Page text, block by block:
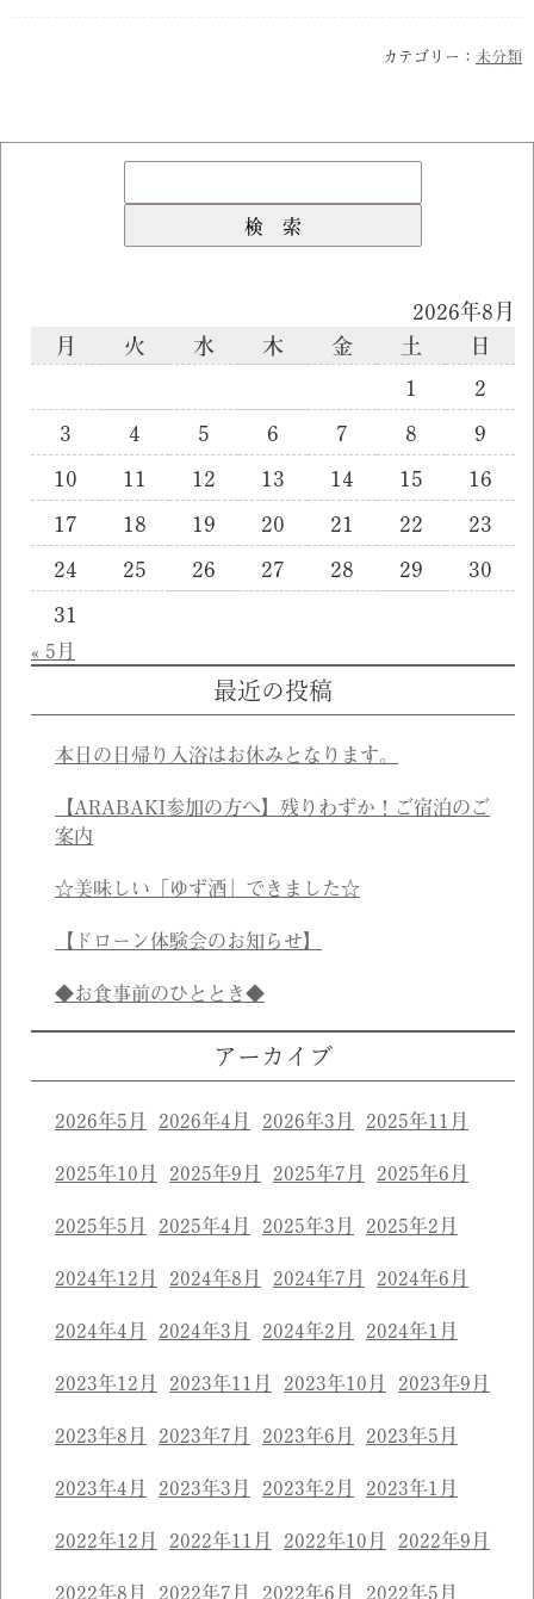
カテゴリー： 未分類
2026年8月
月
火 水 木 金 土
日
1
2
3
4 5 6 7 8
9
10
11 12 13 14 15
16
17
18 19 20 21 22
23
24
25 26 27 28 29
30
31
« 5月
最近の投稿
本日の日帰り入浴はお休みとなります。
【ARABAKI参加の方へ】残りわずか！ご宿泊のご
案内
☆美味しい「ゆず酒」できました☆
【ドローン体験会のお知らせ】
◆お食事前のひととき◆
アーカイブ
2026年5月 2026年4月 2026年3月 2025年11月
2025年10月 2025年9月 2025年7月 2025年6月
2025年5月 2025年4月 2025年3月 2025年2月
2024年12月 2024年8月 2024年7月 2024年6月
2024年4月 2024年3月 2024年2月 2024年1月
2023年12月 2023年11月 2023年10月 2023年9月
2023年8月 2023年7月 2023年6月 2023年5月
2023年4月 2023年3月 2023年2月 2023年1月
2022年12月 2022年11月 2022年10月 2022年9月
2022年8月 2022年7月 2022年6月 2022年5月